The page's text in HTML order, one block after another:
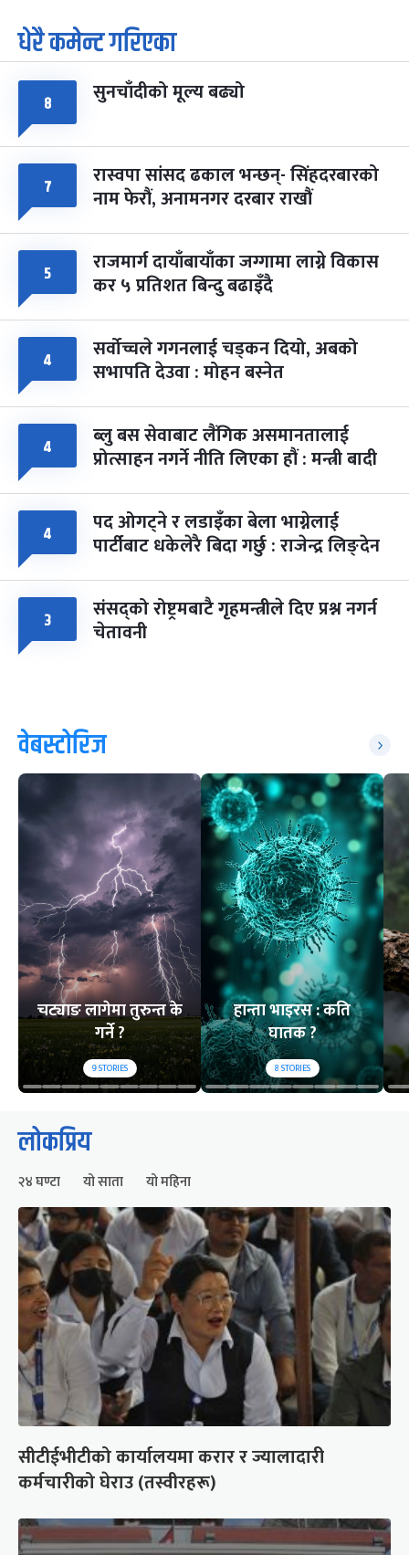
७
आइत
पूर्णिमा व्रत
चैत्र ७, २०८३-Mar 21, 2027
८
सोम
फागुपूर्णिमा
धेरै कमेन्ट गरिएका
८ सुनचाँदीको मूल्य बढ्यो
७ रास्वपा सांसद ढकाल भन्छन्- सिंहदरबारको
नाम फेरौं, अनामनगर दरबार राखौं
५ राजमार्ग दायाँबायाँका जग्गामा लाग्ने विकास
कर ५ प्रतिशत बिन्दु बढाइँदै
४ सर्वोच्चले गगनलाई चड्कन दियो, अबको
सभापति देउवा : मोहन बस्नेत
४ ब्लु बस सेवाबाट लैंगिक असमानतालाई
प्रोत्साहन नगर्ने नीति लिएका हौं : मन्त्री बादी
४ पद ओगट्ने र लडाइँका बेला भाग्नेलाई
पार्टीबाट धकेलेरै बिदा गर्छु : राजेन्द्र लिङ्देन
३ संसद्को रोष्ट्रमबाटै गृहमन्त्रीले दिए प्रश्न नगर्न
चेतावनी
वेबस्टोरिज
चट्याङ लागेमा तुरुन्त के
गर्ने ?
9STORIES
हान्ता भाइरस : कति
घातक ?
8STORIES
लोकप्रिय
२४ घण्टा यो साता यो महिना
सीटीईभीटीको कार्यालयमा करार र ज्यालादारी
कर्मचारीको घेराउ (तस्वीरहरू)